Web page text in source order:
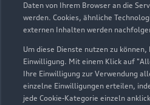
Daten von Ihrem Browser an die
werden. Cookies, ähnliche
externen Inhalten werden
Um diese Dienste nutzen zu
Einwilligung. Mit einem Klick auf
Ihre Einwilligung zur Verwendung
einzelne Einwilligungen erteilen,
jede Cookie-Kategorie einzeln